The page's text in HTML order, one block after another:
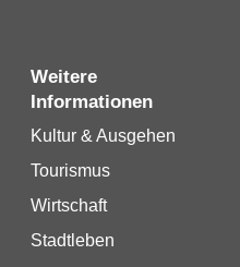
Weitere
Informationen
Kultur & Ausgehen
Tourismus
Wirtschaft
Stadtleben